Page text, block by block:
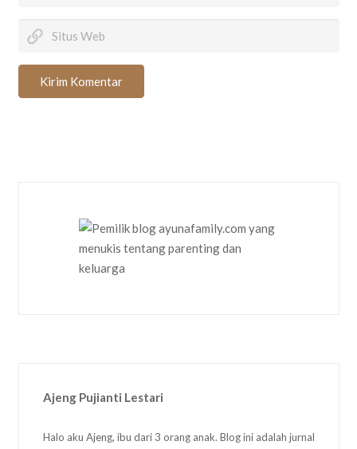
Kirim Komentar
Ajeng Pujianti Lestari
Halo aku Ajeng, ibu dari 3 orang anak. Blog ini adalah jurnal